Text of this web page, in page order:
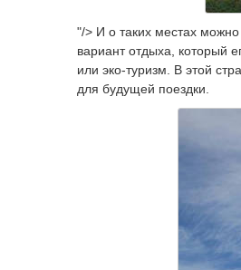
"/> И о таких местах
вариант отдыха, который
или эко-туризм. В этой
для будущей поездки.